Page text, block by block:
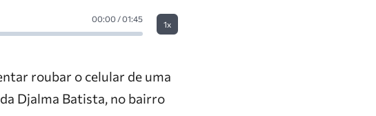
00:00 / 01:45
1x
roubar o celular de uma
Djalma Batista, no bairro